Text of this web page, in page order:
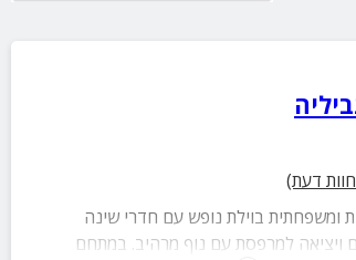
חוות דעת)
ומשפחתית בוילת נופש עם חדרי שינה
ויציאה למרפסת עם נוף מרהיב. במתחם